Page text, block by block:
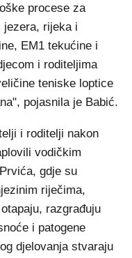
procese za
jezera, rijeka i
EM1 tekućine i
i roditeljima
teniske loptice
pojasnila je Babić.
i roditelji nakon
vodičkim
gdje su
riječima,
razgrađuju
i patogene
djelovanja stvaraju